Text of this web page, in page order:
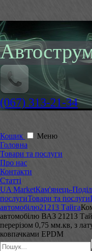
(067) 313-21-34
Кошик
Меню
Головна
Товари та послуги
Про нас
Контакти
Статті
UA MarketКам'янець-
послугиТовари та послуги
автомобілю21213 Тайга
автомобілю ВАЗ 21213
перерізом 0,75 мм.кв, з
ковпачками EPDM